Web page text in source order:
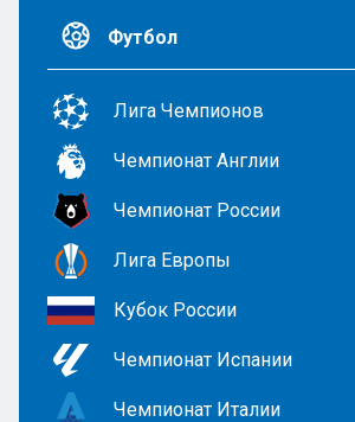
Футбол
Лига Чемпионов
Чемпионат Англии
Чемпионат России
Лига Европы
Кубок России
Чемпионат Испании
Чемпионат Италии